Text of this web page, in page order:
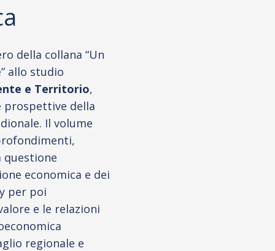
della collana “Un
allo studio
e Territorio,
prospettive della
Il volume
questione
economica e dei
per poi
e le relazioni
regionale e